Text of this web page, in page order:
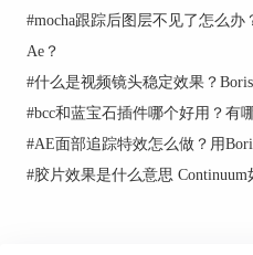
相对应的项目，将导出
应的合成图层上，使合成
一致。此外，您还可以根
置、旋转和缩放等参数，
本文介绍了摄像机反求属
反求教程。通过摄像机反
#mocha跟踪后图层不见了怎么办
Ae？
#什么是视频镜头稳定效果？
#bcc和蓝宝石插件哪个好用？有
#AE面部追踪特效怎么做？用
#胶片效果是什么意思